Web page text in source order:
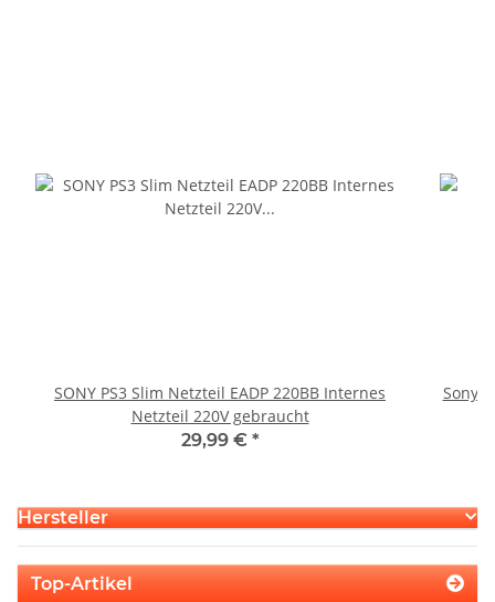
SONY PS3 Slim Netzteil EADP 220BB Internes
Netzteil 220V gebraucht
29,99 € *
Sony
Hersteller
Top-Artikel